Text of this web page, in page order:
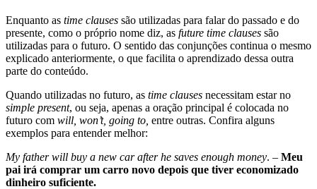
Enquanto as time clauses são utilizadas para falar do passado e do
presente, como o próprio nome diz, as future time clauses são
utilizadas para o futuro. O sentido das conjunções continua o mesmo
explicado anteriormente, o que facilita o aprendizado dessa outra
parte do conteúdo.
Quando utilizadas no futuro, as time clauses necessitam estar no
simple present, ou seja, apenas a oração principal é colocada no
futuro com will, won’t, going to, entre outras. Confira alguns
exemplos para entender melhor:
My father will buy a new car after he saves enough money. – Meu
pai irá comprar um carro novo depois que tiver economizado
dinheiro suficiente.